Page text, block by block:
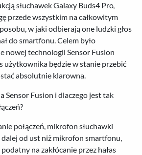
słuchawek Galaxy Buds4 Pro,
przede wszystkim na całkowitym
w jaki odbierają one ludzki głos
do smartfonu. Celem było
nowej technologii Sensor Fusion
użytkownika będzie w stanie przebić
absolutnie klarowna.
Sensor Fusion i dlaczego jest tak
połączeń, mikrofon słuchawki
dalej od ust niż mikrofon smartfonu,
na zakłócanie przez hałas